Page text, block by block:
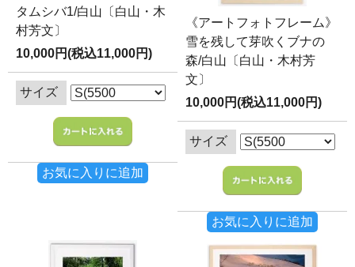
タムシバ1/白山〔白山・木
村芳文〕
10,000円(税込11,000円)
サイズ
お気に入りに追加
《アートフォトフレーム》
雪を残して芽吹くブナの
森/白山〔白山・木村芳
文〕
10,000円(税込11,000円)
サイズ
お気に入りに追加